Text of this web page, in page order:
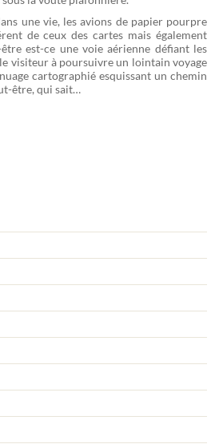
une vie, les avions de papier pourpre
de ceux des cartes mais également
est-ce une voie aérienne défiant les
visiteur à poursuivre un lointain voyage
cartographié esquissant un chemin
être, qui sait…